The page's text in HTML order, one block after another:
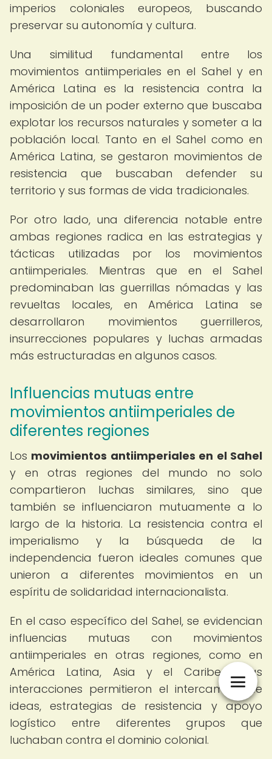
imperios coloniales europeos, buscando
preservar su autonomía y cultura.
Una similitud fundamental entre los
movimientos antiimperiales en el Sahel y en
América Latina es la resistencia contra la
imposición de un poder externo que buscaba
explotar los recursos naturales y someter a la
población local. Tanto en el Sahel como en
América Latina, se gestaron movimientos de
resistencia que buscaban defender su
territorio y sus formas de vida tradicionales.
Por otro lado, una diferencia notable entre
ambas regiones radica en las estrategias y
tácticas utilizadas por los movimientos
antiimperiales. Mientras que en el Sahel
predominaban las guerrillas nómadas y las
revueltas locales, en América Latina se
desarrollaron movimientos guerrilleros,
insurrecciones populares y luchas armadas
más estructuradas en algunos casos.
Influencias mutuas entre
movimientos antiimperiales de
diferentes regiones
Los movimientos antiimperiales en el Sahel
y en otras regiones del mundo no solo
compartieron luchas similares, sino que
también se influenciaron mutuamente a lo
largo de la historia. La resistencia contra el
imperialismo y la búsqueda de la
independencia fueron ideales comunes que
unieron a diferentes movimientos en un
espíritu de solidaridad internacionalista.
En el caso específico del Sahel, se evidencian
influencias mutuas con movimientos
antiimperiales en otras regiones, como en
América Latina, Asia y el Caribe. Estas
interacciones permitieron el intercambio de
ideas, estrategias de resistencia y apoyo
logístico entre diferentes grupos que
luchaban contra el dominio colonial.